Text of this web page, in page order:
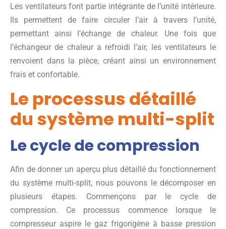
Les ventilateurs font partie intégrante de l’unité intérieure.
Ils permettent de faire circuler l’air à travers l’unité,
permettant ainsi l’échange de chaleur. Une fois que
l’échangeur de chaleur a refroidi l’air, les ventilateurs le
renvoient dans la pièce, créant ainsi un environnement
frais et confortable.
Le processus détaillé
du système multi-split
Le cycle de compression
Afin de donner un aperçu plus détaillé du fonctionnement
du système multi-split, nous pouvons le décomposer en
plusieurs étapes. Commençons par le cycle de
compression. Ce processus commence lorsque le
compresseur aspire le gaz frigorigène à basse pression